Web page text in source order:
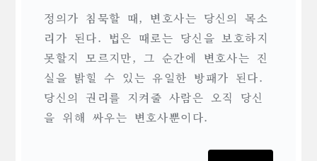
정의가 침묵할 때, 변호사는 당신의 목소
리가 된다. 법은 때로는 당신을 보호하지
못할지 모르지만, 그 순간에 변호사는 진
실을 밝힐 수 있는 유일한 방패가 된다.
당신의 권리를 지켜줄 사람은 오직 당신
을 위해 싸우는 변호사뿐이다.